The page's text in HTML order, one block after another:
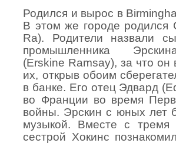
Родился и вырос в
В этом же городе родился
Ra). Родители назвали
промышленника
(Erskine Ramsay), за что он
их, открыв обоим
в банке. Его отец Эдвард
во Франции во время
войны. Эрскин с юных лет
музыкой. Вместе с тремя
сестрой Хокинс